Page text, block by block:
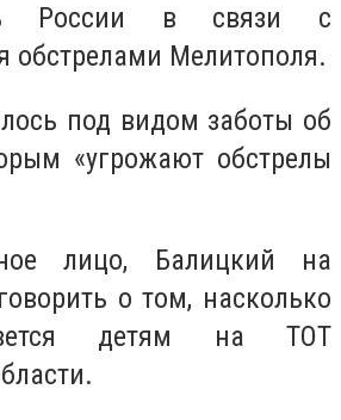
России в связи с
обстрелами Мелитополя.
под видом заботы об
«угрожают обстрелы
лицо, Балицкий на
о том, насколько
детям на ТОТ